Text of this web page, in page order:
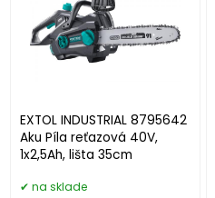
EXTOL INDUSTRIAL 8795642
Aku Píla reťazová 40V,
1x2,5Ah, lišta 35cm
na sklade